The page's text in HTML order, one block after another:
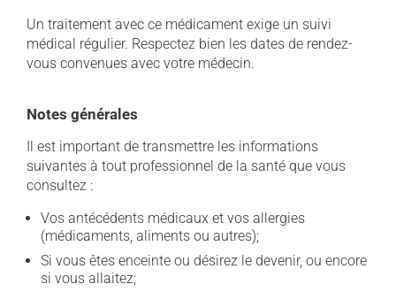
Un traitement avec ce médicament exige un suivi
médical régulier. Respectez bien les dates de rendez-
vous convenues avec votre médecin.
Notes générales
Il est important de transmettre les informations
suivantes à tout professionnel de la santé que vous
consultez :
Vos antécédents médicaux et vos allergies
(médicaments, aliments ou autres);
Si vous êtes enceinte ou désirez le devenir, ou encore
si vous allaitez;